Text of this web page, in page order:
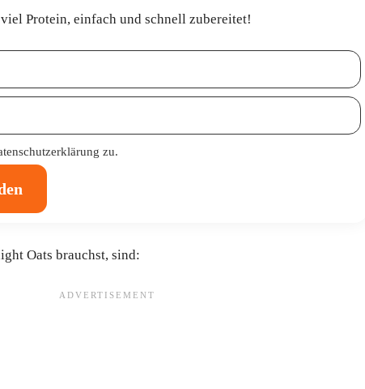
Protein, einfach und schnell zubereitet!
zu.
Oats brauchst, sind: